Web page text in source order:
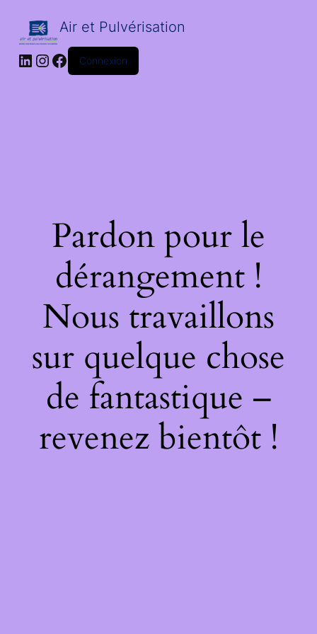
Air et Pulvérisation
LinkedIn
Instagram
Facebook
Connexion
Pardon pour le
dérangement !
Nous travaillons
sur quelque chose
de fantastique –
revenez bientôt !